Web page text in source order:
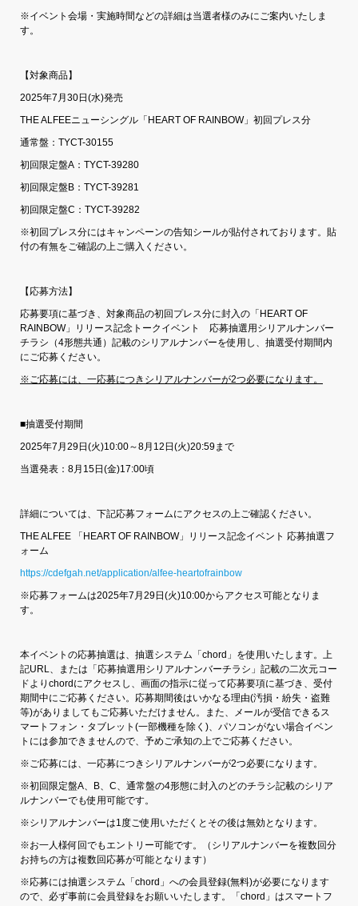
※イベント会場・実施時間などの詳細は当選者様のみにご案内いたしま
す。
【対象商品】
2025年7月30日(水)発売
THE ALFEEニューシングル「HEART OF RAINBOW」初回プレス分
通常盤：TYCT-30155
初回限定盤A：TYCT-39280
初回限定盤B：TYCT-39281
初回限定盤C：TYCT-39282
※初回プレス分にはキャンペーンの告知シールが貼付されております。貼
付の有無をご確認の上ご購入ください。
【応募方法】
応募要項に基づき、対象商品の初回プレス分に封入の「HEART OF
RAINBOW」リリース記念トークイベント 応募抽選用シリアルナンバー
チラシ（4形態共通）記載のシリアルナンバーを使用し、抽選受付期間内
にご応募ください。
※ご応募には、一応募につきシリアルナンバーが2つ必要になります。
■抽選受付期間
2025年7月29日(火)10:00～8月12日(火)20:59まで
当選発表：8月15日(金)17:00頃
詳細については、下記応募フォームにアクセスの上ご確認ください。
THE ALFEE 「HEART OF RAINBOW」リリース記念イベント 応募抽選フ
ォーム
https://cdefgah.net/application/alfee-heartofrainbow
※応募フォームは2025年7月29日(火)10:00からアクセス可能となりま
す。
本イベントの応募抽選は、抽選システム「chord」を使用いたします。上
記URL、または「応募抽選用シリアルナンバーチラシ」記載の二次元コー
ドよりchordにアクセスし、画面の指示に従って応募要項に基づき、受付
期間中にご応募ください。応募期間後はいかなる理由(汚損・紛失・盗難
等)がありましてもご応募いただけません。また、メールが受信できるス
マートフォン・タブレット(一部機種を除く)、パソコンがない場合イベン
トには参加できませんので、予めご承知の上でご応募ください。
※ご応募には、一応募につきシリアルナンバーが2つ必要になります。
※初回限定盤A、B、C、通常盤の4形態に封入のどのチラシ記載のシリア
ルナンバーでも使用可能です。
※シリアルナンバーは1度ご使用いただくとその後は無効となります。
※お一人様何回でもエントリー可能です。（シリアルナンバーを複数回分
お持ちの方は複数回応募が可能となります）
※応募には抽選システム「chord」への会員登録(無料)が必要になります
ので、必ず事前に会員登録をお願いいたします。「chord」はスマートフ